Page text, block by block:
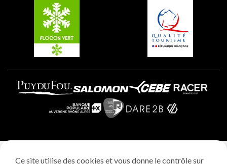
Plagne Villages
Plagne Aime 2000
Ce site utilise des cookies et vous donne le contrôle sur